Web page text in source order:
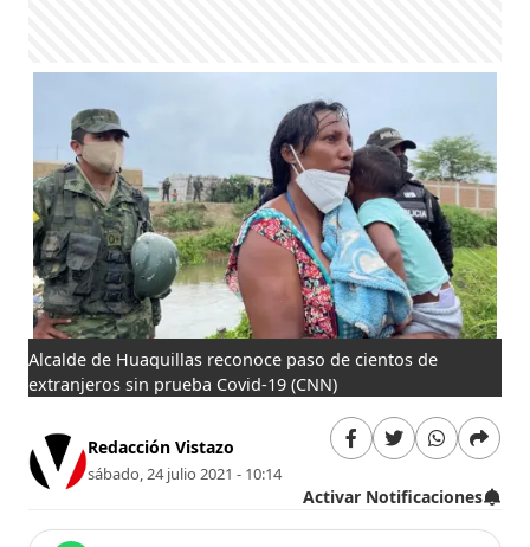
Alcalde de Huaquillas reconoce paso de cientos de
extranjeros sin prueba Covid-19 (CNN)
Redacción Vistazo
sábado, 24 julio 2021 - 10:14
Activar Notificaciones